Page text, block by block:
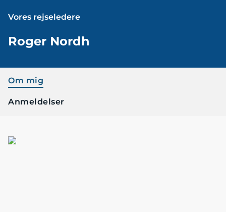
Vores rejseledere
Roger Nordh
Om mig
Anmeldelser